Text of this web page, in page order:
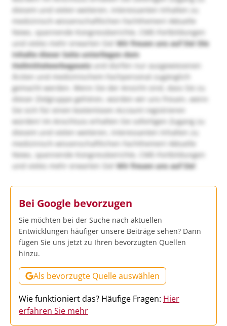
diesem und vielen weiteren, interessanten Inhalten zu
medizinisch-wissenschaftlichen Fachthemen! Aktuelle
News, spannende Kongressberichte, CME-Fortbildungen
und vieles mehr erwarten Sie!Wir freuen uns auf Sie! Die
Inhalte dieser Seite unterliegen dem
Heilmittelwerbegesetzund dürfen nur ausgewiesenen
Ärzten und medizinischem Fachpersonal zugänglich
gemacht werden. Wenn Sie der Ansicht sind, dass Sie zu
dieser Zielgruppe gehören, würden wir uns freuen, wenn
Sie sich für einen kostenlosen Account registrieren
würden! Im Anschluss erhalten Sie sofortigen Zugang zu
diesem und vielen weiteren, interessanten Inhalten zu
medizinisch-wissenschaftlichen Fachthemen! Aktuelle
News, spannende Kongressberichte, CME-Fortbildungen
und vieles mehr erwarten Sie!Wir freuen uns auf Sie!
Bei Google bevorzugen
Sie möchten bei der Suche nach aktuellen
Entwicklungen häufiger unsere Beiträge sehen? Dann
fügen Sie uns jetzt zu Ihren bevorzugten Quellen
hinzu.
Als bevorzugte Quelle auswählen
Wie funktioniert das? Häufige Fragen: Hier
erfahren Sie mehr